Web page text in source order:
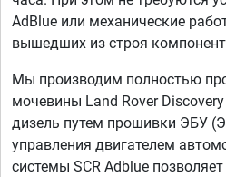
AdBlue или механические
вышедших из строя
Мы производим полностью
мочевины Land Rover
дизель путем прошивки ЭБУ
управления двигателем
системы SCR Adblue